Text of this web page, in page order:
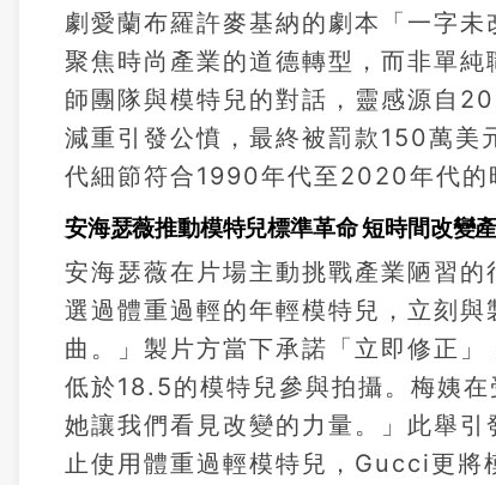
劇愛蘭布羅許麥基納的劇本「一字
聚焦時尚產業的道德轉型，而非單
師團隊與模特兒的對話，靈感源自
減重引發公憤，最終被罰款150萬美
代細節符合1990年代至2020年代的
安海瑟薇推動模特兒標準革命 短時間改變
安海瑟薇在片場主動挑戰產業陋習
選過體重過輕的年輕模特兒，立刻
曲。」製片方當下承諾「立即修正
低於18.5的模特兒參與拍攝。梅姨
她讓我們看見改變的力量。」此舉
止使用體重過輕模特兒，Gucci更將